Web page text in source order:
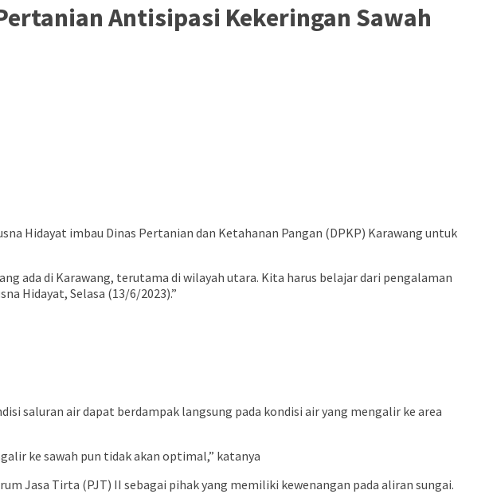
Antisipasi Kekeringan Sawah
Hidayat imbau Dinas Pertanian dan Ketahanan Pangan (DPKP) Karawang untuk
ada di Karawang, terutama di wilayah utara. Kita harus belajar dari pengalaman
Hidayat, Selasa (13/6/2023).”
saluran air dapat berdampak langsung pada kondisi air yang mengalir ke area
ke sawah pun tidak akan optimal,” katanya
Jasa Tirta (PJT) II sebagai pihak yang memiliki kewenangan pada aliran sungai.